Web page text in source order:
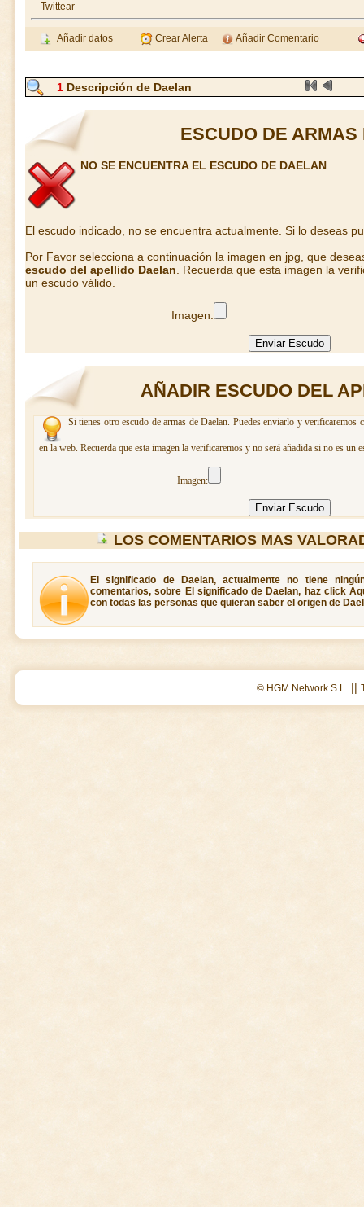
Twittear
Añadir datos Crear Alerta Añadir Comentario
1 Descripción de Daelan
ESCUDO DE
NO SE ENCUENTRA EL ESCUDO DE DAELAN
El escudo indicado, no se encuentra actualmente. Si lo deseas
Por Favor selecciona a continuación la imagen en jpg, que
escudo del apellido Daelan . Recuerda que esta imagen la
un escudo válido.
Imagen:
AÑADIR ESCUDO DEL
Si tienes otro escudo de armas de Daelan. Puedes enviarlo y verificaremos
en la web. Recuerda que esta imagen la verificaremos y no será añadida si no es un
Imagen:
LOS COMENTARIOS MAS
El significado de Daelan, actualmente no tiene
comentarios, sobre El significado de Daelan, haz click
con todas las personas que quieran saber el origen de
© HGM Network S.L. ||